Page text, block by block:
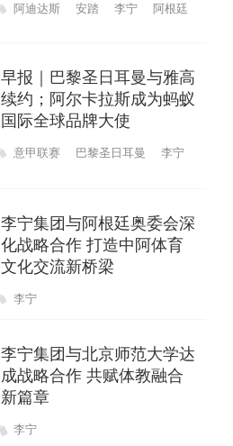
阿迪达斯 安踏 李宁
阿根廷
早报｜​巴黎圣日耳曼与雅高
续约；阿尔卡拉斯成为蚂蚁
国际全球品牌大使
意甲联赛 巴黎圣日耳曼
李宁
李宁集团与阿根廷奥委会深
化战略合作 打造中阿体育
文化交流新桥梁
李宁
李宁集团与北京师范大学达
成战略合作 共赋体教融合
新篇章
李宁